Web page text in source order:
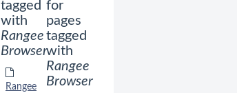
tagged
with
Rangee
Browser
Rangee
for
pages
tagged
with
Rangee
Browser